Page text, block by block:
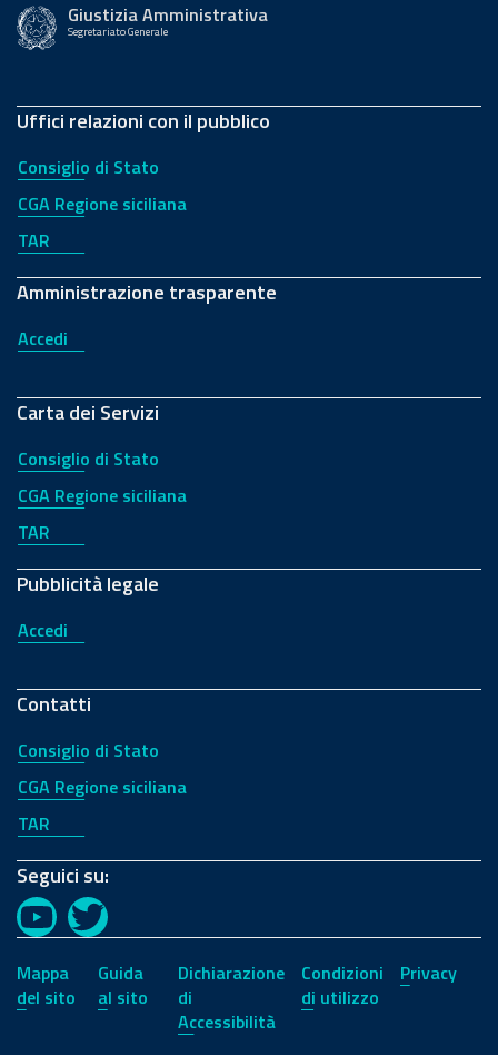
Giustizia Amministrativa
Segretariato Generale
Uffici relazioni con il pubblico
Consiglio di Stato
CGA Regione siciliana
TAR
Amministrazione trasparente
Accedi
Carta dei Servizi
Consiglio di Stato
CGA Regione siciliana
TAR
Pubblicità legale
Accedi
Contatti
Consiglio di Stato
CGA Regione siciliana
TAR
Seguici su:
YouTubeTwitter
Mappa
del sito
Guida
al sito
Dichiarazione
di
Accessibilità
Condizioni
di utilizzo
Privacy